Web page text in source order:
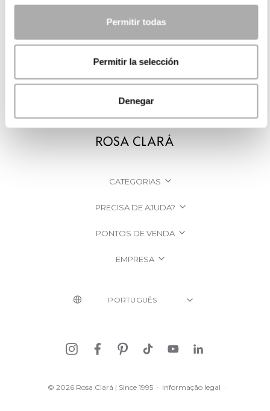
Permitir todas
Permitir la selección
Denegar
CATEGORIAS
PRECISA DE AJUDA?
PONTOS DE VENDA
EMPRESA
© 2026 Rosa Clará | Since 1995 · Informação legal ·